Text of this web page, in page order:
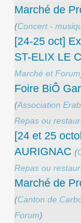
Marché de
(Concert -
[24-25 oct]
ST-ELIX LE
Marché et Forum
Foire BiÔ
(Association
Repas ou
[24 et 25
AURIGNAC (
Repas ou
Marché de
(Canton de
Forum)